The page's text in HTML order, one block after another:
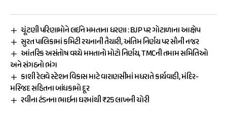
ચૂંટણી પરિણામોને લઈને મમતાના ધરણા : BJP પર ગોટાળાના આક્ષેપ
સુરત પાલિકામાં કમિટી રચનાની તૈયારી, અંતિમ નિર્ણય પર સૌની નજર
આંતરિક અસંતોષ વચ્ચે મમતાનો મોટો નિર્ણય, TMCની તમામ સમિતિઓ
અને સંગઠનો ભંગ
કાશી રેલવે સ્ટેશન વિકાસ માટે વારાણસીમાં મધરાતે કાર્યવાહી, મંદિર-
મસ્જિદ સહિતના બાંધકામો દૂર
રવીના ટંડનના ભાઈના ઘરમાંથી ₹25 લાખની ચોરી